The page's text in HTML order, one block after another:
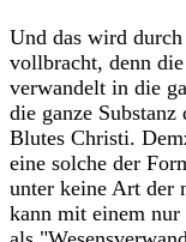
Und das wird
vollbracht, denn
verwandelt in die
die ganze Substanz
Blutes Christi.
eine solche der
unter keine Art der
kann mit einem nur